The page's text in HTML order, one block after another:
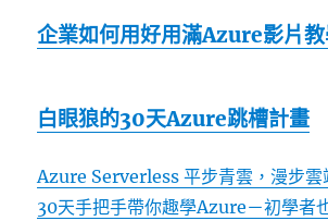
企業如何用好用滿Azure影片
白眼狼的30天Azure跳槽計畫
Azure Serverless 平步青雲，漫步雲
30天手把手帶你趣學Azure－初學者